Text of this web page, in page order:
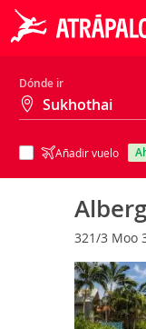
Dónde ir
Añadir vuelo
321/3 Moo